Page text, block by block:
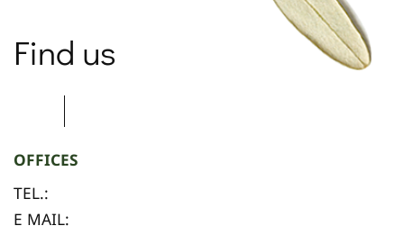
Find us
OFFICES
TEL.:
E MAIL: